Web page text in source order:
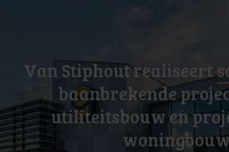
Van Stiphout realiseert
baanbrekende
utiliteitsbouw en